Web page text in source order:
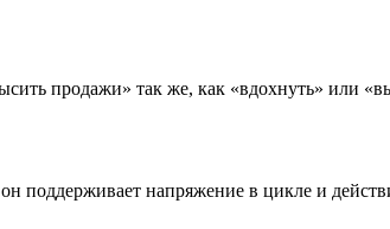
продажи» так же, как «вдохнуть» или
поддерживает напряжение в цикле и